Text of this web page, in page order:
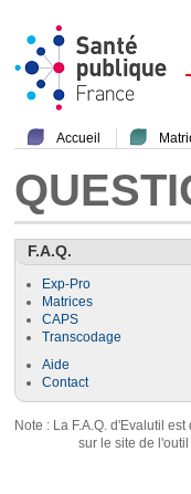
Accueil
F.A.Q.
Exp-Pro
Matrices
CAPS
Transcodage
Aide
Contact
Note : La F.A.Q. d'Evalutil
sur le site de l'outil